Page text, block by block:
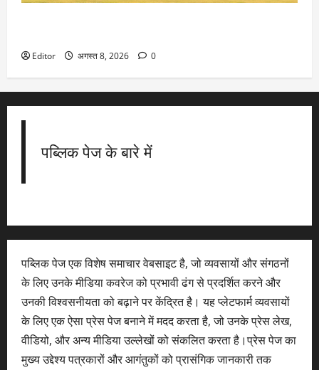
Editor अगस्त 8, 2026 0
पब्लिक पेज के बारे में
पब्लिक पेज एक विशेष समाचार वेबसाइट है, जो व्यवसायों और संगठनों
के लिए उनके मीडिया कवरेज को प्रभावी ढंग से प्रदर्शित करने और
उनकी विश्वसनीयता को बढ़ाने पर केंद्रित है। यह प्लेटफार्म व्यवसायों
के लिए एक ऐसा प्रेस पेज बनाने में मदद करता है, जो उनके प्रेस लेख,
वीडियो, और अन्य मीडिया उल्लेखों को संकलित करता है।प्रेस पेज का
मुख्य उद्देश्य पत्रकारों और आगंतुकों को प्रासंगिक जानकारी तक